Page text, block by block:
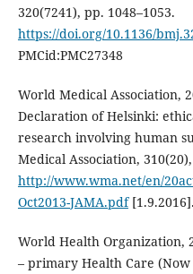
320(7241), pp. 1048–1053.
https://doi.org/10.1136/
PMCid:PMC27348
World Medical Association,
Declaration of Helsinki:
research involving human
Medical Association,
http://www.wma.net/en/
Oct2013-JAMA.pdf[1.9.2016].
World Health Organization,
– primary Health Care